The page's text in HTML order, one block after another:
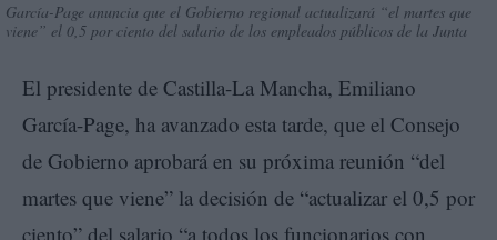
García-Page anuncia que el Gobierno regional actualizará “el martes que
viene” el 0,5 por ciento del salario de los empleados públicos de la Junta
El presidente de Castilla-La Mancha, Emiliano
García-Page, ha avanzado esta tarde, que el Consejo
de Gobierno aprobará en su próxima reunión “del
martes que viene” la decisión de “actualizar el 0,5 por
ciento” del salario “a todos los funcionarios con